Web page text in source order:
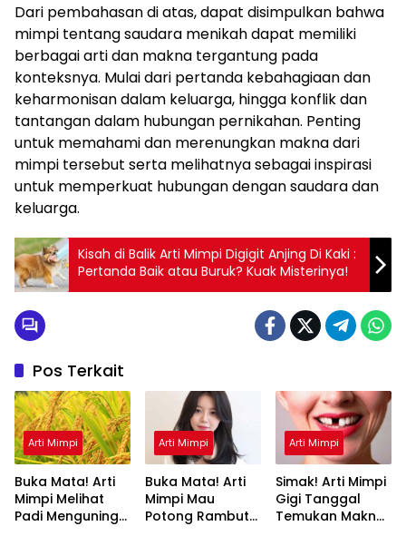
Dari pembahasan di atas, dapat disimpulkan bahwa
mimpi tentang saudara menikah dapat memiliki
berbagai arti dan makna tergantung pada
konteksnya. Mulai dari pertanda kebahagiaan dan
keharmonisan dalam keluarga, hingga konflik dan
tantangan dalam hubungan pernikahan. Penting
untuk memahami dan merenungkan makna dari
mimpi tersebut serta melihatnya sebagai inspirasi
untuk memperkuat hubungan dengan saudara dan
keluarga.
Kisah di Balik Arti Mimpi Digigit Anjing Di Kaki :
Pertanda Baik atau Buruk? Kuak Misterinya!
Pos Terkait
Arti Mimpi
Buka Mata! Arti
Mimpi Melihat
Padi Menguning
Arti Mimpi
Buka Mata! Arti
Mimpi Mau
Potong Rambut
Arti Mimpi
Simak! Arti Mimpi
Gigi Tanggal
Temukan Makna